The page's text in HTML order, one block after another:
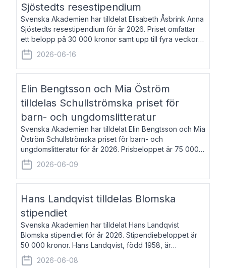
Sjöstedts resestipendium
Svenska Akademien har tilldelat Elisabeth Åsbrink Anna
Sjöstedts resestipendium för år 2026. Priset omfattar
ett belopp på 30 000 kronor samt upp till fyra veckors
fri vistelse i Akademiens lägenhet i Berlin. Elisabeth
Åsbrink, född 1965 oc
2026-06-16
Elin Bengtsson och Mia Öström
tilldelas Schullströmska priset för
barn- och ungdomslitteratur
Svenska Akademien har tilldelat Elin Bengtsson och Mia
Öström Schullströmska priset för barn- och
ungdomslitteratur för år 2026. Prisbeloppet är 75 000
kronor vardera. Elin Bengtsson, född 1987, är författare
och forskare i genusvetenskap.
2026-06-09
Hans Landqvist tilldelas Blomska
stipendiet
Svenska Akademien har tilldelat Hans Landqvist
Blomska stipendiet för år 2026. Stipendiebeloppet är
50 000 kronor. Hans Landqvist, född 1958, är
professor i svenska vid Göteborgs universitet. Han
disputerade år 2000 på avhandlingen Författn
2026-06-08